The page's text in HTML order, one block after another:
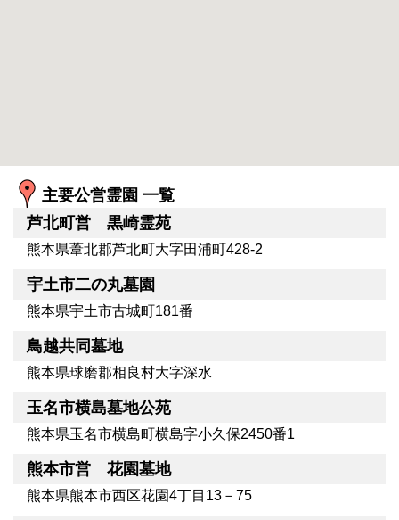
主要公営霊園 一覧
芦北町営 黒崎霊苑
熊本県葦北郡芦北町大字田浦町428-2
宇土市二の丸墓園
熊本県宇土市古城町181番
鳥越共同墓地
熊本県球磨郡相良村大字深水
玉名市横島墓地公苑
熊本県玉名市横島町横島字小久保2450番1
熊本市営 花園墓地
熊本県熊本市西区花園4丁目13－75